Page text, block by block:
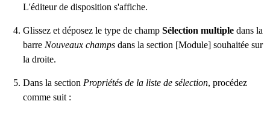
L'éditeur de disposition s'affiche.
Glissez et déposez le type de champ Sélection multiple dans la
barre Nouveaux champs dans la section [Module] souhaitée sur
la droite.
Dans la section Propriétés de la liste de sélection, procédez
comme suit :